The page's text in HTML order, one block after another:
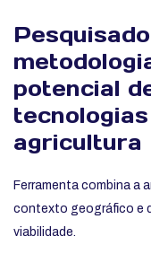
potencial
agricultura
Ferramenta combina a
contexto geográfico e
viabilidade.